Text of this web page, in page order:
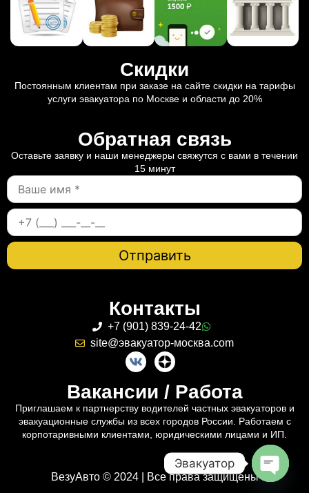
Скидки
Постоянным клиентам при заказе на сайте скидки на тарифы
услуги эвакуатора по Москве и области до 20%
Обратная связь
Оставьте заявку и наши менеджеры свяжутся с вами в течении
15 минут
Контакты
+7 (901) 839-24-42
site@эвакуатор-москва.com
Вакансии / Работа
Приглашаем к партнерству водителей частных эвакуаторов и
эвакуационные службы из всех городов России. Работаем с
корпотаривными клиентами, юридическими лицами и ИП.
ВезуАвто © 2024 | Все права защищены
Эвакуатор